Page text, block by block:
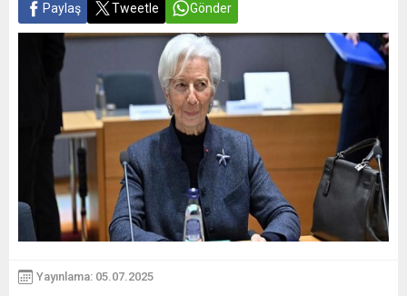
Paylaş Tweetle Gönder
Yayınlama: 05.07.2025